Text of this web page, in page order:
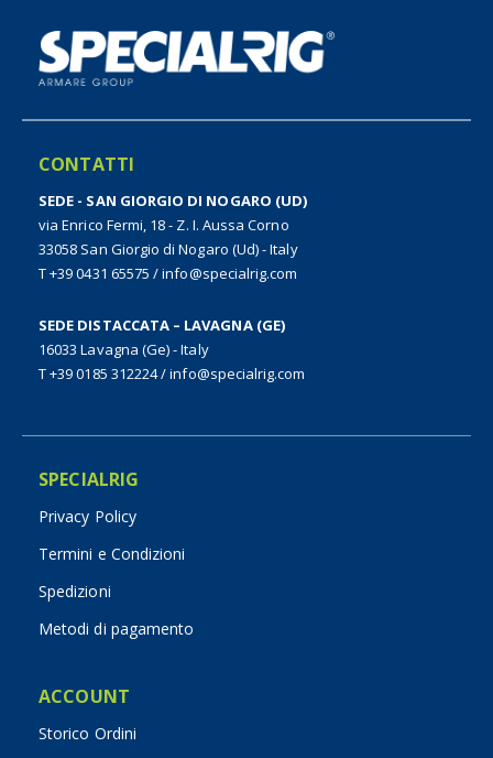
CONTATTI
SEDE - SAN GIORGIO DI NOGARO (UD)
via Enrico Fermi, 18 - Z. I. Aussa Corno
33058 San Giorgio di Nogaro (Ud) - Italy
T +39 0431 65575 /info@specialrig.com
SEDE DISTACCATA – LAVAGNA (GE)
16033 Lavagna (Ge) - Italy
T +39 0185 312224/info@specialrig.com
SPECIALRIG
Privacy Policy
Termini e Condizioni
Spedizioni
Metodi di pagamento
ACCOUNT
Storico Ordini